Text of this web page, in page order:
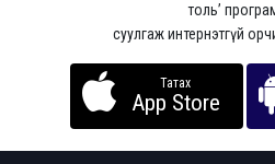
толь’
суулгаж интернэтгүй
Татах
App Store